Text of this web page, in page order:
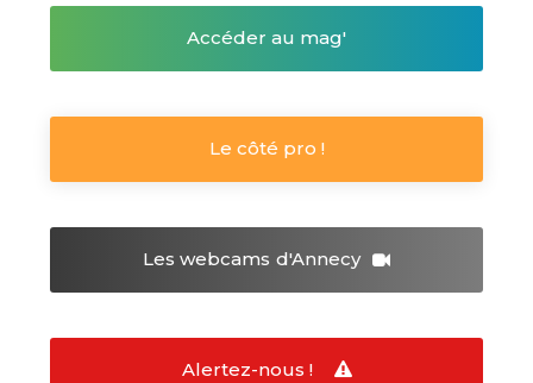
Accéder au mag'
Le côté pro !
Les webcams d'Annecy
Alertez-nous !